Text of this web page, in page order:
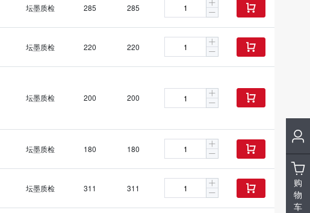
坛墨质检 285 285 
坛墨质检 220 220 
坛墨质检 200 200 
坛墨质检 180 180 
坛墨质检 311 311 
购
物
车